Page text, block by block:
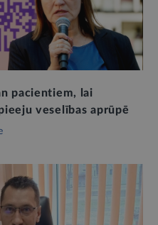
pacientiem, lai
veselības aprūpē